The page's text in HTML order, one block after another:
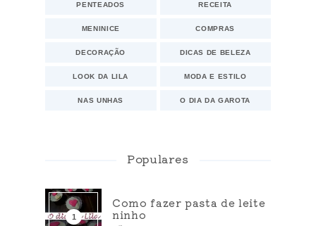
PENTEADOS RECEITA
MENINICE COMPRAS
DECORAÇÃO DICAS DE BELEZA
LOOK DA LILA MODA E ESTILO
NAS UNHAS O DIA DA GAROTA
Populares
Como fazer pasta de leite
ninho